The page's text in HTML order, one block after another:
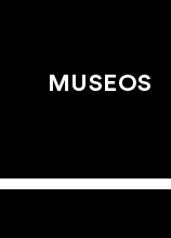
MUSEOS